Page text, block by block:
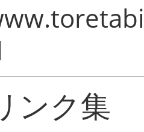
ンク集